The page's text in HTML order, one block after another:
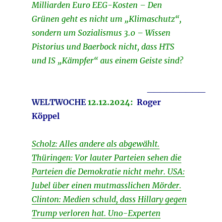
Milliarden Euro EEG-Kosten – Den
Grünen geht es nicht um „Klimaschutz“,
sondern um Sozialismus 3.0 – Wissen
Pistorius und Baerbock nicht, dass HTS
und IS „Kämpfer“ aus einem Geiste sind?
WELTWOCHE12.12.2024: Roger
Köppel
Scholz: Alles andere als abgewählt.
Thüringen: Vor lauter Parteien sehen die
Parteien die Demokratie nicht mehr. USA:
Jubel über einen mutmasslichen Mörder.
Clinton: Medien schuld, dass Hillary gegen
Trump verloren hat. Uno-Experten